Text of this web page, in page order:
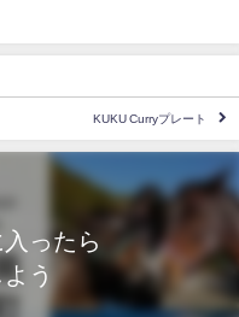
KUKU Curryプレート
ったら
う